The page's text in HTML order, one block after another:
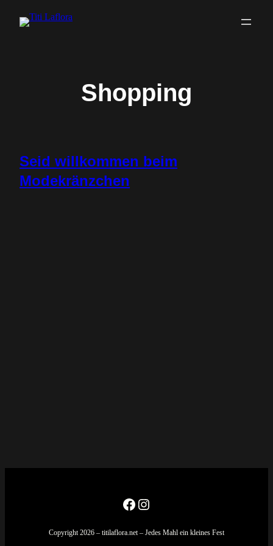
Inhalt
Shopping
Seid willkommen beim
Modekränzchen
Facebook
Instagram
Copyright 2026 – titilaflora.net – Jedes Mahl ein kleines Fest